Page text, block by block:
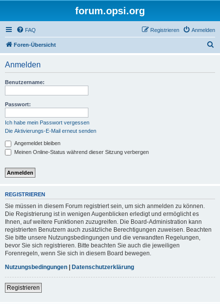
forum.opsi.org
FAQ Anmelden
Registrieren
Foren-Übersicht
Anmelden
Benutzername:
Passwort:
Ich habe mein Passwort vergessen
Die Aktivierungs-E-Mail erneut senden
Angemeldet bleiben
Meinen Online-Status während dieser Sitzung verbergen
REGISTRIEREN
Sie müssen in diesem Forum registriert sein, um sich anmelden zu können.
Die Registrierung ist in wenigen Augenblicken erledigt und ermöglicht es
Ihnen, auf weitere Funktionen zuzugreifen. Die Board-Administration kann
registrierten Benutzern auch zusätzliche Berechtigungen zuweisen. Beachten
Sie bitte unsere Nutzungsbedingungen und die verwandten Regelungen,
bevor Sie sich registrieren. Bitte beachten Sie auch die jeweiligen
Forenregeln, wenn Sie sich in diesem Board bewegen.
Nutzungsbedingungen | Datenschutzerklärung
Registrieren